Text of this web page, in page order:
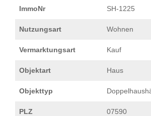
ImmoNr SH-1225
Nutzungsart Wohnen
Vermarktungsart Kauf
Objektart Haus
Objekttyp
PLZ 07590